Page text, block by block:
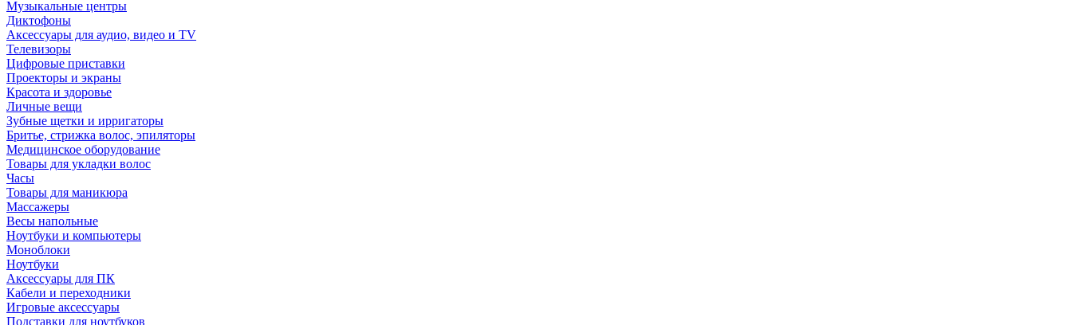
Музыкальные центры
Диктофоны
Аксессуары для аудио, видео и TV
Телевизоры
Цифровые приставки
Проекторы и экраны
Красота и здоровье
Личные вещи
Зубные щетки и ирригаторы
Бритье, стрижка волос, эпиляторы
Медицинское оборудование
Товары для укладки волос
Часы
Товары для маникюра
Массажеры
Весы напольные
Ноутбуки и компьютеры
Моноблоки
Ноутбуки
Аксессуары для ПК
Кабели и переходники
Игровые аксессуары
Подставки для ноутбуков